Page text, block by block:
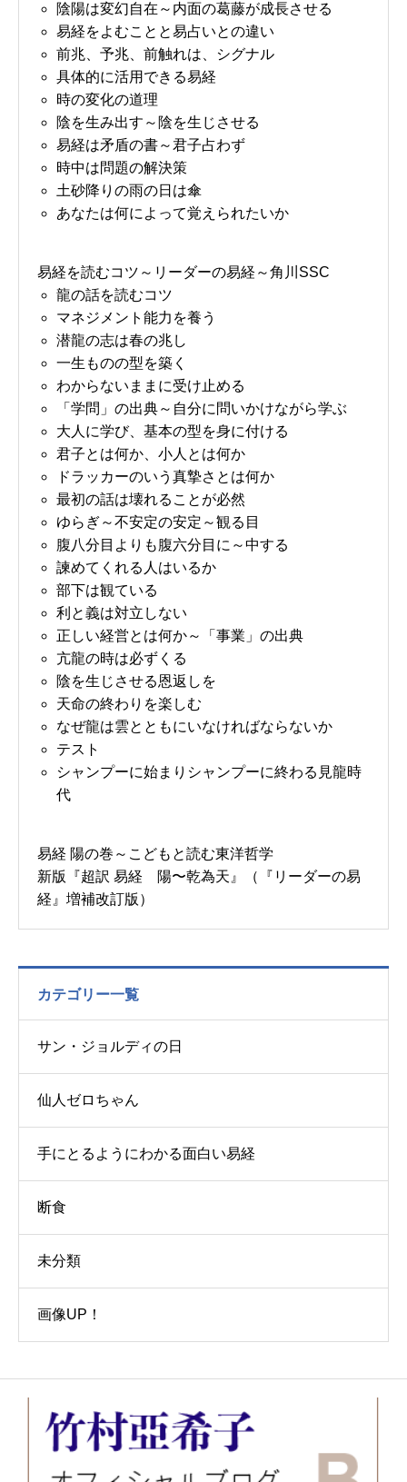
陰陽は変幻自在～内面の葛藤が成長させる
易経をよむことと易占いとの違い
前兆、予兆、前触れは、シグナル
具体的に活用できる易経
時の変化の道理
陰を生み出す～陰を生じさせる
易経は矛盾の書～君子占わず
時中は問題の解決策
土砂降りの雨の日は傘
あなたは何によって覚えられたいか
易経を読むコツ～リーダーの易経～角川SSC
龍の話を読むコツ
マネジメント能力を養う
潜龍の志は春の兆し
一生ものの型を築く
わからないままに受け止める
「学問」の出典～自分に問いかけながら学ぶ
大人に学び、基本の型を身に付ける
君子とは何か、小人とは何か
ドラッカーのいう真摯さとは何か
最初の話は壊れることが必然
ゆらぎ～不安定の安定～観る目
腹八分目よりも腹六分目に～中する
諫めてくれる人はいるか
部下は観ている
利と義は対立しない
正しい経営とは何か～「事業」の出典
亢龍の時は必ずくる
陰を生じさせる恩返しを
天命の終わりを楽しむ
なぜ龍は雲とともにいなければならないか
テスト
シャンプーに始まりシャンプーに終わる見龍時
代
易経 陽の巻～こどもと読む東洋哲学
新版『超訳 易経 陽〜乾為天』（『リーダーの易
経』増補改訂版）
カテゴリー一覧
サン・ジョルディの日
仙人ゼロちゃん
手にとるようにわかる面白い易経
断食
未分類
画像UP！
講演会・セミナー情報